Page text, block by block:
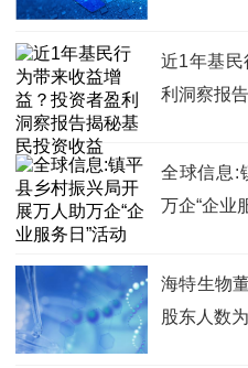
近1年基民
利洞察报
全球信息:
万企“企业
海特生物
股东人数